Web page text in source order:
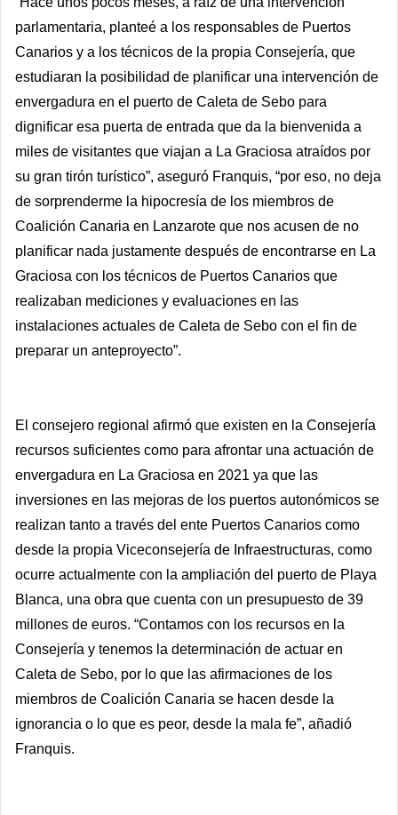
parlamentaria, planteé a los responsables de Puertos
Canarios y a los técnicos de la propia Consejería, que
estudiaran la posibilidad de planificar una intervención de
envergadura en el puerto de Caleta de Sebo para
dignificar esa puerta de entrada que da la bienvenida a
miles de visitantes que viajan a La Graciosa atraídos por
su gran tirón turístico”, aseguró Franquis, “por eso, no deja
de sorprenderme la hipocresía de los miembros de
Coalición Canaria en Lanzarote que nos acusen de no
planificar nada justamente después de encontrarse en La
Graciosa con los técnicos de Puertos Canarios que
realizaban mediciones y evaluaciones en las
instalaciones actuales de Caleta de Sebo con el fin de
preparar un anteproyecto”.
El consejero regional afirmó que existen en la Consejería
recursos suficientes como para afrontar una actuación de
envergadura en La Graciosa en 2021 ya que las
inversiones en las mejoras de los puertos autonómicos se
realizan tanto a través del ente Puertos Canarios como
desde la propia Viceconsejería de Infraestructuras, como
ocurre actualmente con la ampliación del puerto de Playa
Blanca, una obra que cuenta con un presupuesto de 39
millones de euros. “Contamos con los recursos en la
Consejería y tenemos la determinación de actuar en
Caleta de Sebo, por lo que las afirmaciones de los
miembros de Coalición Canaria se hacen desde la
ignorancia o lo que es peor, desde la mala fe”, añadió
Franquis.